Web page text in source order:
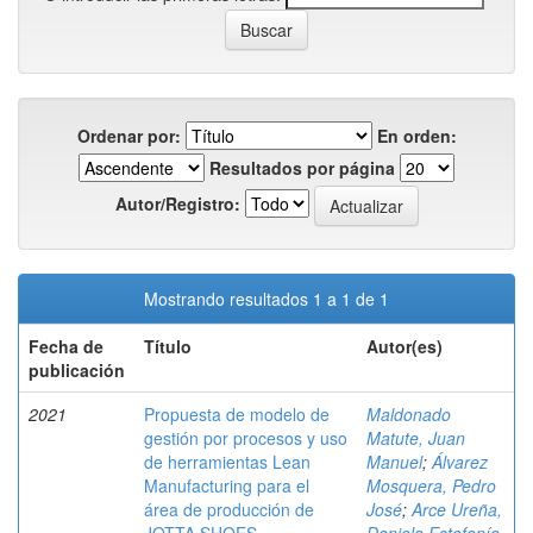
Ordenar por:
En orden:
Resultados por página
Autor/Registro:
Mostrando resultados 1 a 1 de 1
Fecha de
publicación
Título Autor(es)
2021
Propuesta de modelo de
gestión por procesos y uso
de herramientas Lean
Manufacturing para el
área de producción de
Maldonado
Matute, Juan
Manuel;Álvarez
Mosquera, Pedro
José;Arce Ureña,